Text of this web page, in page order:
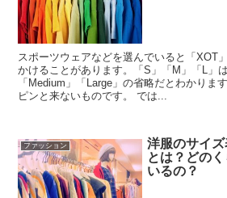
スポーツウェアなどを選んでいると「XOT
かけることがあります。「S」「M」「L」
「Medium」「Large」の省略だとわかりま
ピンと来ないものです。 では...
ファッション
洋服のサイ
とは？どの
いるの？